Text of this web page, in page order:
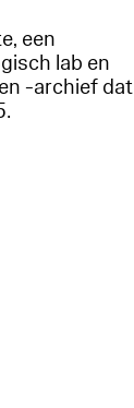
een
lab en
-archief dat